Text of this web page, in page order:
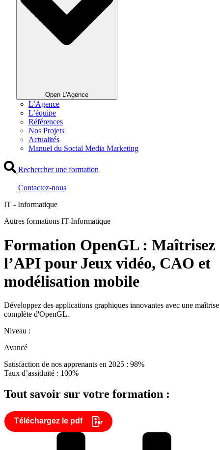
Open L'Agence
L’Agence
L’équipe
Références
Nos Projets
Actualités
Manuel du Social Media Marketing
Rechercher une formation
Contactez-nous
IT - Informatique
Autres formations IT-Informatique
Formation OpenGL : Maîtrisez
l’API pour Jeux vidéo, CAO et
modélisation mobile
Développez des applications graphiques innovantes avec une maîtrise
complète d'OpenGL.
Niveau :
Avancé
Satisfaction de nos apprenants en 2025 : 98%
Taux d’assiduité : 100%
Tout savoir sur votre formation :
Téléchargez le pdf